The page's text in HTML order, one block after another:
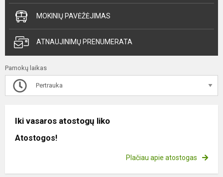
MOKINIŲ PAVĖŽĖJIMAS
ATNAUJINIMŲ PRENUMERATA
Pamokų laikas
Pertrauka
Iki vasaros atostogų liko
Atostogos!
Plačiau apie atostogas